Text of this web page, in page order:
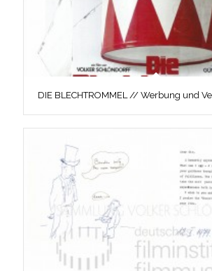
DIE BLECHTROMMEL // Werbung und